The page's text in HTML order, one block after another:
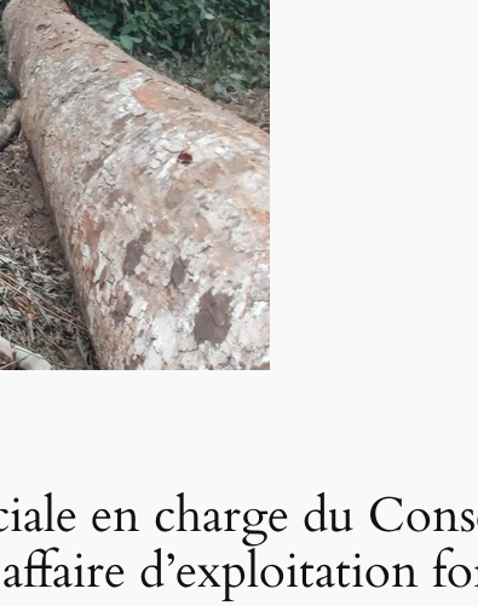
en charge du
d’exploitation